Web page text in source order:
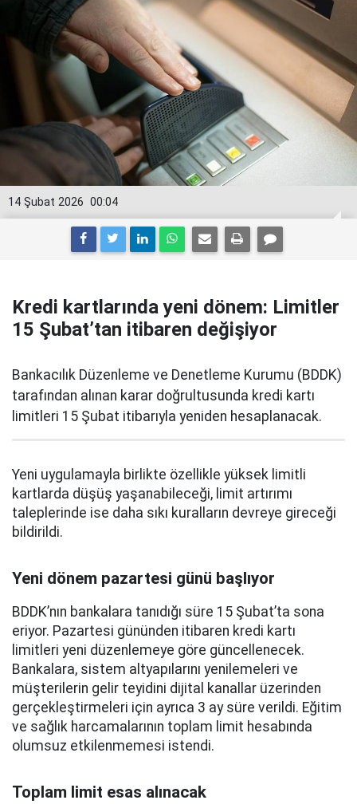
00:04
14 Şubat 2026
Kredi kartlarında yeni dönem: Limitler
15 Şubat’tan itibaren değişiyor
Bankacılık Düzenleme ve Denetleme Kurumu (BDDK)
tarafından alınan karar doğrultusunda kredi kartı
limitleri 15 Şubat itibarıyla yeniden hesaplanacak.
Yeni uygulamayla birlikte özellikle yüksek limitli
kartlarda düşüş yaşanabileceği, limit artırımı
taleplerinde ise daha sıkı kuralların devreye gireceği
bildirildi.
Yeni dönem pazartesi günü başlıyor
BDDK’nın bankalara tanıdığı süre 15 Şubat’ta sona
eriyor. Pazartesi gününden itibaren kredi kartı
limitleri yeni düzenlemeye göre güncellenecek.
Bankalara, sistem altyapılarını yenilemeleri ve
müşterilerin gelir teyidini dijital kanallar üzerinden
gerçekleştirmeleri için ayrıca 3 ay süre verildi. Eğitim
ve sağlık harcamalarının toplam limit hesabında
olumsuz etkilenmemesi istendi.
Toplam limit esas alınacak